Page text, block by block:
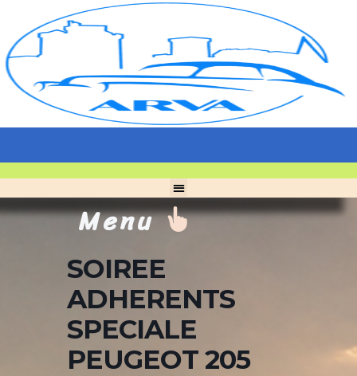
Menu
SOIREE
ADHERENTS
SPECIALE
PEUGEOT 205